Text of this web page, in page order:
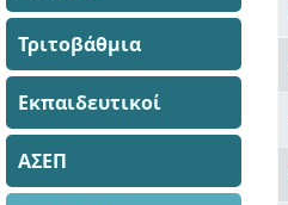
Τριτοβάθμια
Εκπαιδευτικοί
ΑΣΕΠ